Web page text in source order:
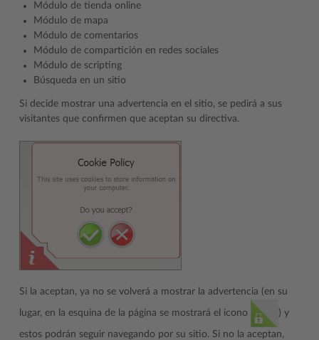
Módulo de tienda online
Módulo de mapa
Módulo de comentarios
Módulo de compartición en redes sociales
Módulo de scripting
Búsqueda en un sitio
Si decide mostrar una advertencia en el sitio, se pedirá a sus
visitantes que confirmen que aceptan su directiva.
Si la aceptan, ya no se volverá a mostrar la advertencia (en su
lugar, en la esquina de la página se mostrará el icono ) y
estos podrán seguir navegando por su sitio. Si no la aceptan,